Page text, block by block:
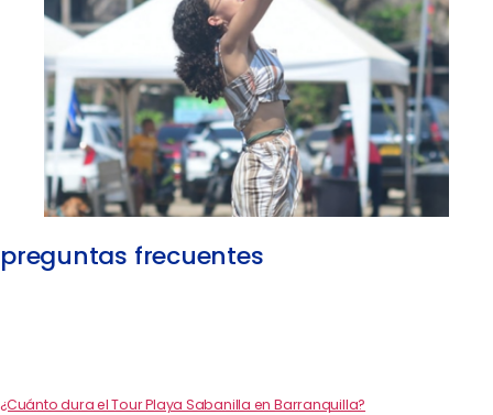
preguntas frecuentes
¿Cuánto dura el Tour Playa Sabanilla en Barranquilla?